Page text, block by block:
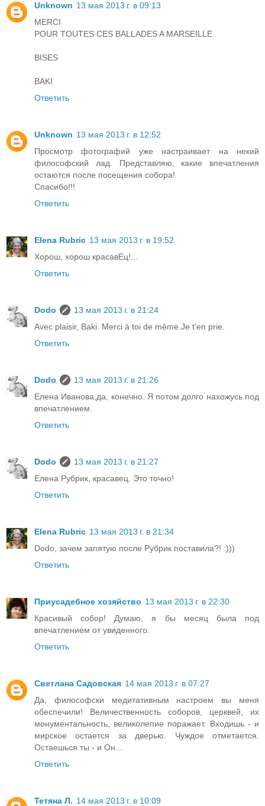
Unknown 13 мая 2013 г. в 09:13
MERCI
POUR TOUTES CES BALLADES A MARSEILLE
BISES
BAKI
Ответить
Unknown 13 мая 2013 г. в 12:52
Просмотр фотографий уже настраивает на некий
философский лад. Представляю, какие впечатления
остаются после посещения собора!
Спасибо!!!
Ответить
Elena Rubric 13 мая 2013 г. в 19:52
Хорош, хорош красавЕц!...
Ответить
Dodo
13 мая 2013 г. в 21:24
Avec plaisir, Baki. Merci à toi de même.Je t'en prie.
Ответить
Dodo
13 мая 2013 г. в 21:26
Елена Иванова,да, конечно. Я потом долго нахожусь под
впечатлением.
Ответить
Dodo
13 мая 2013 г. в 21:27
Елена Рубрик, красавец. Это точно!
Ответить
Elena Rubric 13 мая 2013 г. в 21:34
Dodo, зачем запятую после Рубрик поставила?! :)))
Ответить
Приусадебное хозяйство 13 мая 2013 г. в 22:30
Красивый собор! Думаю, я бы месяц была под
впечатлением от увиденного.
Ответить
Светлана Садовская 14 мая 2013 г. в 07:27
Да, философски медитативным настроем вы меня
обеспечили! Величественность соборов, церквей, их
монументальность, великолепие поражает. Входишь - и
мирское остается за дверью. Чуждое отметается.
Остаешься ты - и Он...
Ответить
Тетяна Л. 14 мая 2013 г. в 10:09